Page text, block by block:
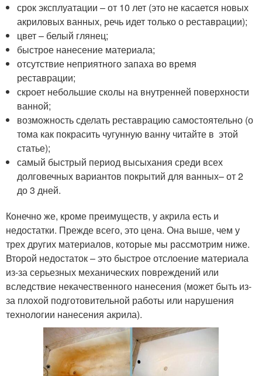
срок эксплуатации – от 10 лет (это не касается новых
акриловых ванных, речь идет только о реставрации);
цвет – белый глянец;
быстрое нанесение материала;
отсутствие неприятного запаха во время
реставрации;
скроет небольшие сколы на внутренней поверхности
ванной;
возможность сделать реставрацию самостоятельно (о
тома как покрасить чугунную ванну читайте в этой
статье);
самый быстрый период высыхания среди всех
долговечных вариантов покрытий для ванных– от 2
до 3 дней.
Конечно же, кроме преимуществ, у акрила есть и
недостатки. Прежде всего, это цена. Она выше, чем у
трех других материалов, которые мы рассмотрим ниже.
Второй недостаток – это быстрое отслоение материала
из-за серьезных механических повреждений или
вследствие некачественного нанесения (может быть из-
за плохой подготовительной работы или нарушения
технологии нанесения акрила).